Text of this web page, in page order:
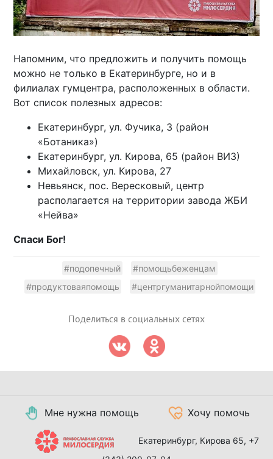
Напомним, что предложить и получить помощь
можно не только в Екатеринбурге, но и в
филиалах гумцентра, расположенных в области.
Вот список полезных адресов:
Екатеринбург, ул. Фучика, 3 (район
«Ботаника»)
Екатеринбург, ул. Кирова, 65 (район ВИЗ)
Михайловск, ул. Кирова, 27
Невьянск, пос. Вересковый, центр
располагается на территории завода ЖБИ
«Нейва»
Спаси Бог!
#подопечный
#помощьбеженцам
#продуктоваяпомощь
#центргуманитарнойпомощи
Поделиться в социальных сетях
Мне нужна помощь Хочу помочь
Екатеринбург, Кирова 65, +7